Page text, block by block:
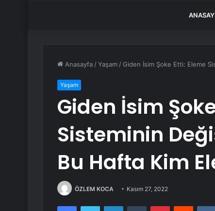
Anasayfa /Yaşam / Giden İsim Şoke Etti: Eleme
Yaşam
Giden İsim
Sisteminin
Bu Hafta Kim
ÖZLEM KOCA Kasım 27, 2022
FacebookTwitter LinkedInTumblr PinterestReddit